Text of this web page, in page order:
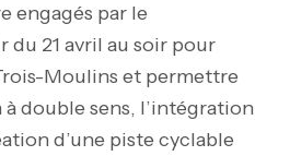
engagés par le
du 21 avril au soir pour
Moulins et permettre
double sens, l’intégration
d’une piste cyclable